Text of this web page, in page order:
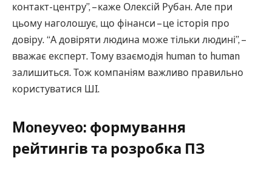
контакт-центру”, – каже Олексій Рубан. Але при
цьому наголошує, що фінанси – це історія про
довіру. “А довіряти людина може тільки людині”, –
вважає експерт. Тому взаємодія human to human
залишиться. Тож компаніям важливо правильно
користуватися ШІ.
Moneyveo: формування
рейтингів та розробка ПЗ